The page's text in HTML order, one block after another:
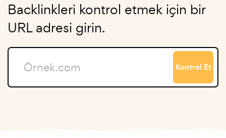
Backlinkleri kontrol etmek için bir
URL adresi girin.
Kontrol Et